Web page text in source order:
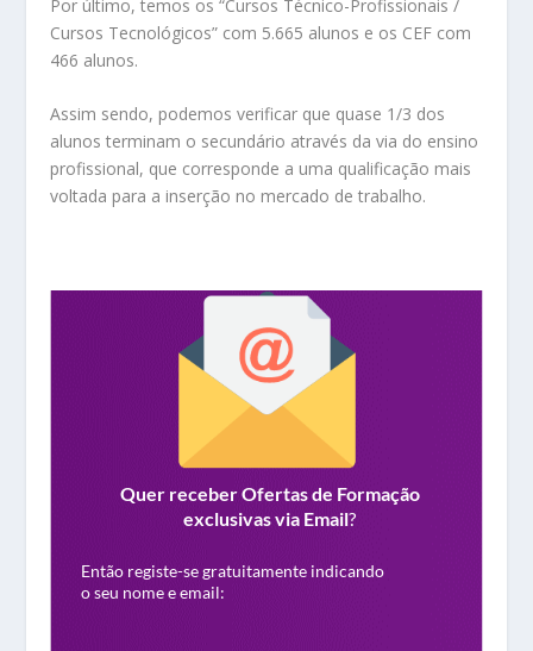
Por último, temos os “Cursos Técnico-Profissionais /
Cursos Tecnológicos” com 5.665 alunos e os CEF com
466 alunos.
Assim sendo, podemos verificar que quase 1/3 dos
alunos terminam o secundário através da via do ensino
profissional, que corresponde a uma qualificação mais
voltada para a inserção no mercado de trabalho.